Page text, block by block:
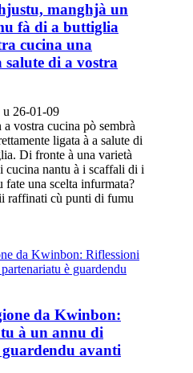
manghjà un
fà di a buttiglia
cucina una
di a vostra
u 26-01-09
vostra cucina pò sembrà
ligata à a salute di
Di fronte à una varietà
cucina nantu à i scaffali di i
fate una scelta infurmata?
raffinati cù punti di fumu
da Kwinbon:
à un annu di
avanti